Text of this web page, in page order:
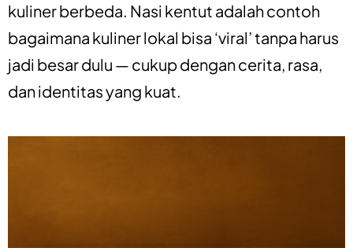
kuliner berbeda. Nasi kentut adalah contoh
bagaimana kuliner lokal bisa ‘viral’ tanpa harus
jadi besar dulu — cukup dengan cerita, rasa,
dan identitas yang kuat.